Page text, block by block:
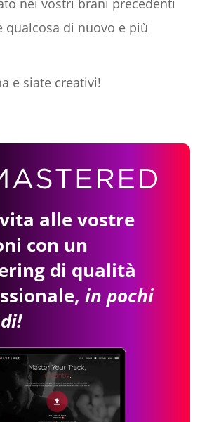
nei vostri brani precedenti
qualcosa di nuovo e più
e siate creativi!
alle vostre
con un
di qualità
in pochi